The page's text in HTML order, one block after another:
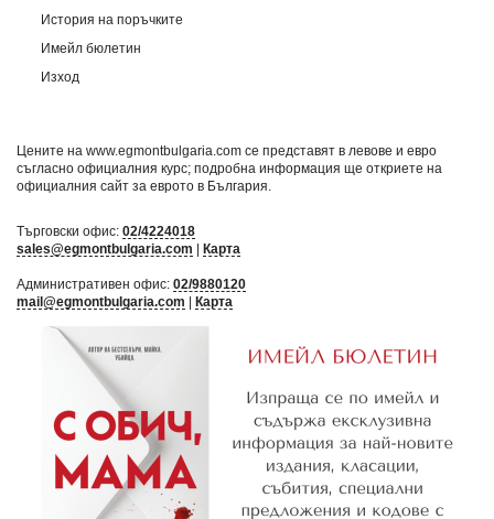
История на поръчките
Имейл бюлетин
Изход
Цените на www.egmontbulgaria.com се представят в левове и евро
съгласно официалния курс; подробна информация ще откриете на
официалния сайт за еврото в България
Търговски офис: 02/4224018
sales@egmontbulgaria.com | Карта
Административен офис: 02/9880120
mail@egmontbulgaria.com | Карта